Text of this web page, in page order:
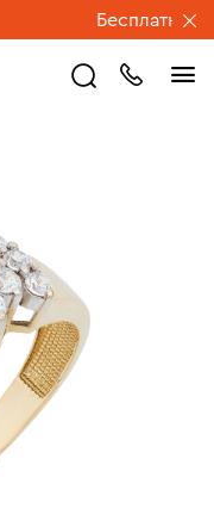
Бесплатная